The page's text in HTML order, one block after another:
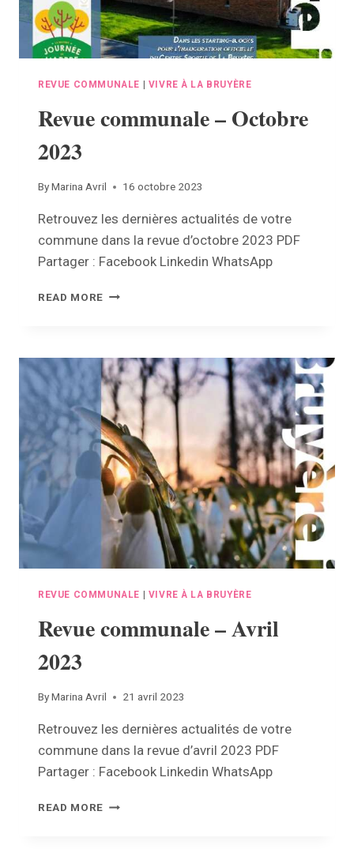
REVUE COMMUNALE | VIVRE À LA BRUYÈRE
Revue communale – Octobre
2023
ByMarina Avril 16 octobre 2023
Retrouvez les dernières actualités de votre
commune dans la revue d’octobre 2023 PDF
Partager : Facebook Linkedin WhatsApp
READ MORE REVUE
2023
REVUE COMMUNALE VIVRE À LA BRUYÈRE
Revue communale – Avril
2023
ByMarina Avril 21 avril 2023
Retrouvez les dernières actualités de votre
commune dans la revue d’avril 2023 PDF
Partager : Facebook Linkedin WhatsApp
READ MORE REVUE